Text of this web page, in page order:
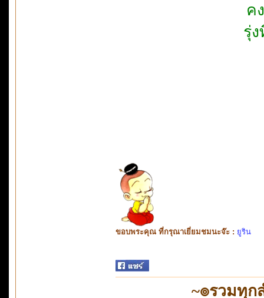
ค
รุ่
ขอบพระคุณ ที่กรุณาเยี่ยมชมนะจ๊ะ : ยูริน
~๏รวมทุ